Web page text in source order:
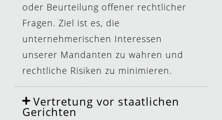
oder Beurteilung offener rechtlicher
Fragen. Ziel ist es, die
unternehmerischen Interessen
unserer Mandanten zu wahren und
rechtliche Risiken zu minimieren.
Vertretung vor staatlichen
Gerichten